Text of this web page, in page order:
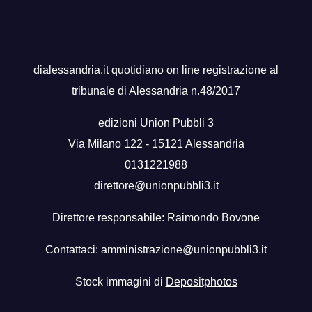
dialessandria.it quotidiano on line registrazione al
tribunale di Alessandria n.48/2017
edizioni Union Pubbli 3
Via Milano 122 - 15121 Alessandria
0131221988
direttore@unionpubbli3.it
Direttore responsabile: Raimondo Bovone
Contattaci: amministrazione@unionpubbli3.it
Stock immagini di Depositphotos